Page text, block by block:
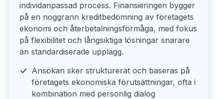
individanpassad process. Finansieringen bygger
på en noggrann kreditbedömning av företagets
ekonomi och återbetalningsförmåga, med fokus
på flexibilitet och långsiktiga lösningar snarare
än standardiserade upplägg.
Ansökan sker strukturerat och baseras på
företagets ekonomiska förutsättningar, ofta i
kombination med personlig dialog